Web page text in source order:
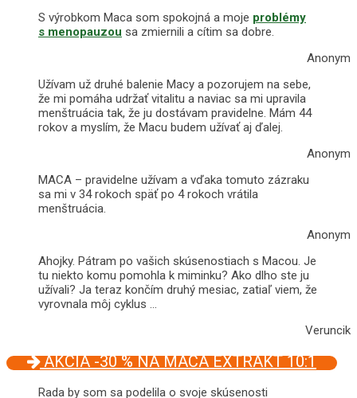
S výrobkom Maca som spokojná a moje problémy
s menopauzou sa zmiernili a cítim sa dobre.
Anonym
Užívam už druhé balenie Macy a pozorujem na sebe,
že mi pomáha udržať vitalitu a naviac sa mi upravila
menštruácia tak, že ju dostávam pravidelne. Mám 44
rokov a myslím, že Macu budem užívať aj ďalej.
Anonym
MACA – pravidelne užívam a vďaka tomuto zázraku
sa mi v 34 rokoch späť po 4 rokoch vrátila
menštruácia.
Anonym
Ahojky. Pátram po vašich skúsenostiach s Macou. Je
tu niekto komu pomohla k miminku? Ako dlho ste ju
užívali? Ja teraz končím druhý mesiac, zatiaľ viem, že
vyrovnala môj cyklus …
Veruncik
AKCIA -30 % NA MACA EXTRAKT 10:1
Rada by som sa podelila o svoje skúsenosti